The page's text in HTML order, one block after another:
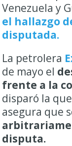
Venezuela y
el hallazgo
disputada.
La petrolera
de mayo el
frente a la
disparó la
asegura que
disputa.